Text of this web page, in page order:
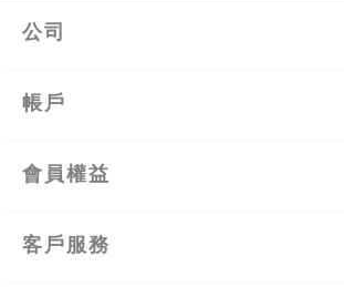
公司
帳戶
會員權益
客戶服務